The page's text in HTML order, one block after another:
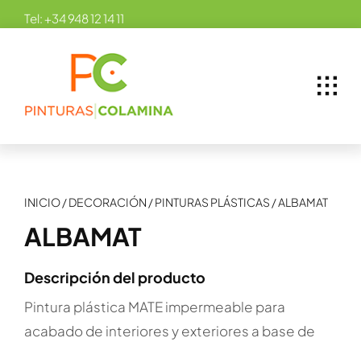
SkipTel:+34 948 12 14 11
INICIO/DECORACIÓN /PINTURAS PLÁSTICAS /ALBAMAT
ALBAMAT
Descripción del producto
Pintura plástica MATE impermeable para
acabado de interiores y exteriores a base de